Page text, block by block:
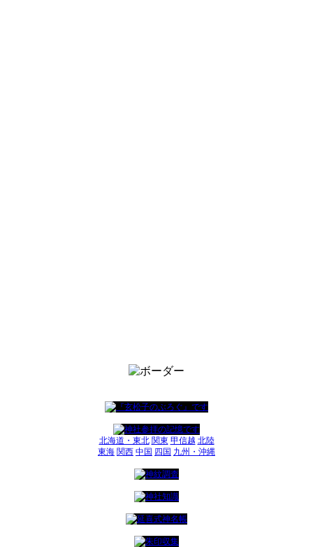
北海道・東北 関東 甲信越 北陸
東海 関西 中国 四国 九州・沖縄